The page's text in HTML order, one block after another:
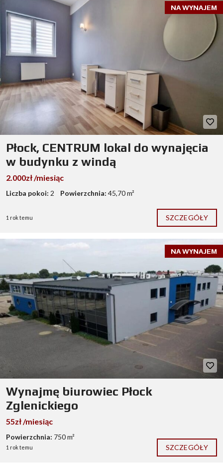
NA WYNAJEM
Płock, CENTRUM lokal do wynajęcia
w budynku z windą
2.000zł /miesiąc
Liczba pokoi: 2 Powierzchnia: 45,70 m²
1 rok temu SZCZEGÓŁY
NA WYNAJEM
Wynajmę biurowiec Płock
Zglenickiego
55zł /miesiąc
Powierzchnia: 750 m²
1 rok temu SZCZEGÓŁY